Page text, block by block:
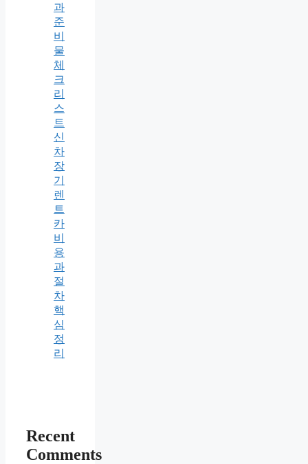
과
준
비
물
체
크
리
스
트
신
차
장
기
렌
트
카
비
용
과
절
차
핵
심
정
리
Recent
Comments